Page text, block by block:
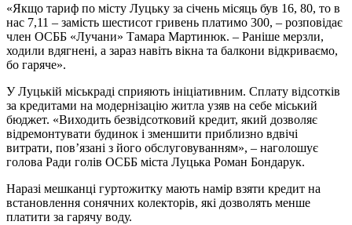
«Якщо тариф по місту Луцьку за січень місяць був 16, 80, то в
нас 7,11 – замість шестисот гривень платимо 300, – розповідає
член ОСББ «Лучани» Тамара Мартинюк. – Раніше мерзли,
ходили вдягнені, а зараз навіть вікна та балкони відкриваємо,
бо гаряче».
У Луцькій міськраді сприяють ініціативним. Сплату відсотків
за кредитами на модернізацію житла узяв на себе міський
бюджет. «Виходить безвідсотковий кредит, який дозволяє
відремонтувати будинок і зменшити приблизно вдвічі
витрати, пов’язані з його обслуговуванням», – наголошує
голова Ради голів ОСББ міста Луцька Роман Бондарук.
Наразі мешканці гуртожитку мають намір взяти кредит на
встановлення сонячних колекторів, які дозволять менше
платити за гарячу воду.